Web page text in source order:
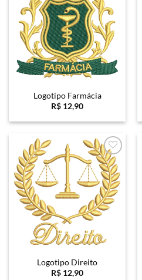
Logotipo Farmácia
R$ 12,90
Favoritar
Logotipo Direito
R$ 12,90